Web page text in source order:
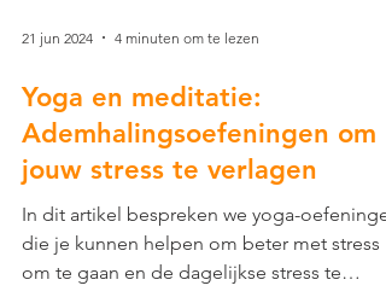
21 jun 2024 4 minuten om te lezen
Yoga en meditatie:
Ademhalingsoefeningen om
jouw stress te verlagen
In dit artikel bespreken we yoga-